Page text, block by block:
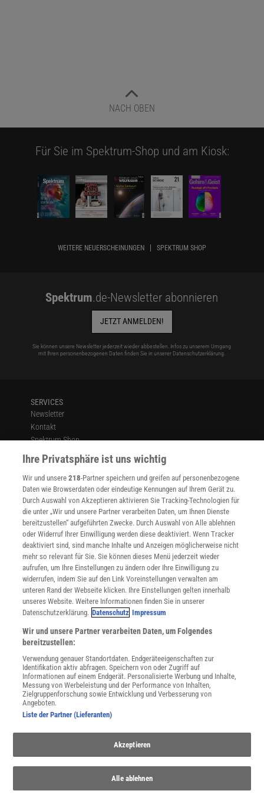
NACH OBEN
Für Sie im Spektrum-Shop und am Kiosk:
WEITERE NEUERSCHEINUNGEN SPEKTRUM SHOP
Spektrum.de-Newsletter abonnieren
JETZT ANMELDEN!
Sie können unsere Newsletter jederzeit wieder abbestellen. Infos zu unserem Umgang
mit Ihren personenbezogenen Daten finden Sie in unserer Datenschutzerklärung.
SERVICES
Newsletter
Kontakt
Spektrum Shop
Im Handel kaufen
Presse
Verträge kündigen
INFO
Mediadaten
Datenschutz
Nutzungsbedingungen
Cookie-Einstellungen
Utiq verwalten
Nutzungsbasierte Onlinewerbung
Alle Artikel
Impressum
Angebote für Schulen
Angebote für Institutionen
Sprachen lernen mit Gymglish
Lexika
Für Spektrum schreiben
Zugänglichkeitserklärung
WEBSEITEN
KielSCN
Wissenschaft in die Schulen
SciLogs
Ihre Privatsphäre ist uns wichtig
Wir und unsere218-Partner speichern und greifen auf personenbezogene
Daten wie Browserdaten oder eindeutige Kennungen auf Ihrem Gerät zu.
Durch Auswahl von Akzeptieren aktivieren Sie Tracking-Technologien für
die unter „Wir und unsere Partner verarbeiten Daten, um Ihnen Dienste
bereitzustellen“ aufgeführten Zwecke. Durch Auswahl von Alle ablehnen
oder Widerruf Ihrer Einwilligung werden diese deaktiviert. Wenn Tracker
deaktiviert sind, sind manche Inhalte und Anzeigen möglicherweise nicht
mehr so relevant für Sie. Sie können dieses Menü jederzeit wieder
aufrufen, um Ihre Einstellungen zu ändern oder Ihre Einwilligung zu
widerrufen, indem Sie auf den Link Voreinstellungen verwalten am
unteren Rand der Webseite klicken. Ihre Einstellungen gelten innerhalb
unseres Website. Weitere Informationen finden Sie in unserer
Datenschutzerklärung. Datenschutz Impressum
Wir und unsere Partner verarbeiten Daten, um Folgendes
bereitzustellen:
Verwendung genauer Standortdaten. Endgeräteeigenschaften zur
Identifikation aktiv abfragen. Speichern von oder Zugriff auf
Informationen auf einem Endgerät. Personalisierte Werbung und Inhalte,
Messung von Werbeleistung und der Performance von Inhalten,
Zielgruppenforschung sowie Entwicklung und Verbesserung von
Angeboten.
Liste der Partner (Lieferanten)
Akzeptieren
Alle ablehnen